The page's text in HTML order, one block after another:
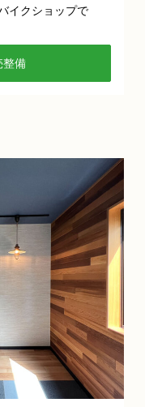
イクショップで
整備